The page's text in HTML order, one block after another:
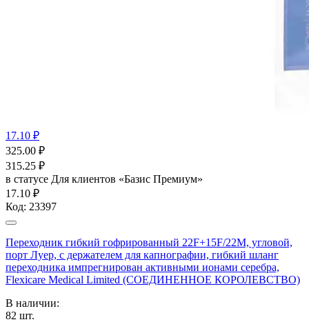
17.10 ₽
325.00 ₽
315.25 ₽
в статусе Для клиентов «Базис Премиум»
17.10 ₽
Код: 23397
Переходник гибкий гофрированный 22F+15F/22M, угловой,
порт Луер, с держателем для капнографии, гибкий шланг
переходника импрегнирован активными ионами серебра,
Flexicare Medical Limited (СОЕДИНЕННОЕ КОРОЛЕВСТВО)
В наличии:
82 шт.